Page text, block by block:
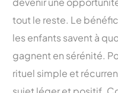
tout le reste. Le
les enfants savent à
gagnent en sérénité.
rituel simple et